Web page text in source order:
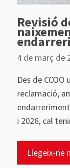
Revisió
4 de març de
Des de
reclamació,
i 2026, cal
Llegeix-ne